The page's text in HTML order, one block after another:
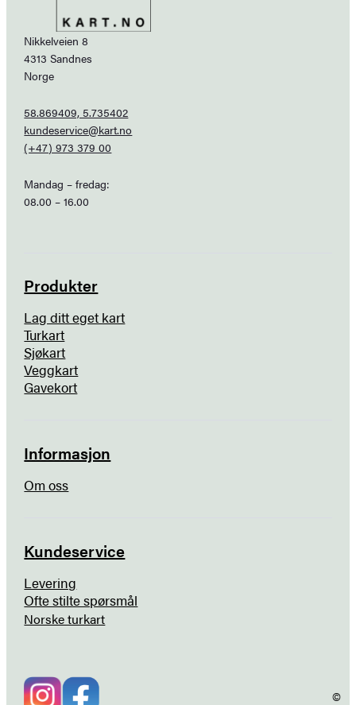
Nikkelveien 8
4313 Sandnes
Norge
58.869409, 5.735402
kundeservice@kart.no
(+47) 973 379 00
Mandag – fredag:
08.00 – 16.00
Produkter
Lag ditt eget kart
Turkart
Sjøkart
Veggkart
Gavekort
Informasjon
Om oss
Kundeservice
Levering
Ofte stilte spørsmål
Norske turkart
©